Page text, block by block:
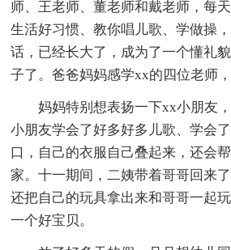
师、王老师、董老师和戴老师，每
生活好习惯、教你唱儿歌、学做操
话，已经长大了，成为了一个懂礼
子了。爸爸妈妈感学xx的四位老师
妈妈特别想表扬一下xx小朋友
小朋友学会了好多好多儿歌、学会
口，自己的衣服自己叠起来，还会
家。十一期间，二姨带着哥哥回来
还把自己的玩具拿出来和哥哥一起
一个好宝贝。